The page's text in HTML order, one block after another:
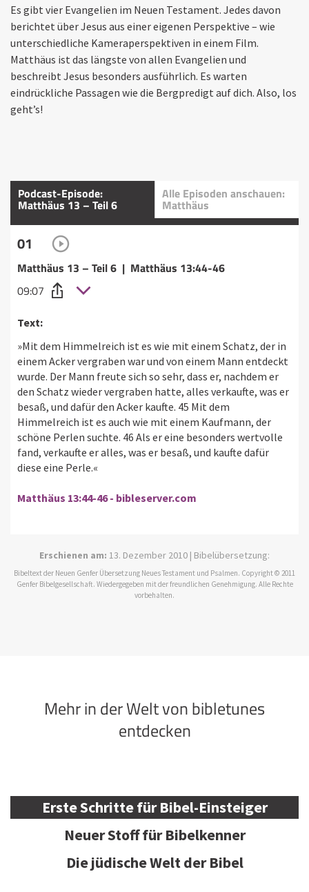
Es gibt vier Evangelien im Neuen Testament. Jedes davon
berichtet über Jesus aus einer eigenen Perspektive – wie
unterschiedliche Kameraperspektiven in einem Film.
Matthäus ist das längste von allen Evangelien und
beschreibt Jesus besonders ausführlich. Es warten
eindrückliche Passagen wie die Bergpredigt auf dich. Also, los
geht’s!
Podcast-Episode:
Matthäus 13 – Teil 6
Alle Episoden anschauen:
Matthäus
01
Matthäus 13 – Teil 6 | Matthäus 13:44-46
09:07
Text:
»Mit dem Himmelreich ist es wie mit einem Schatz, der in
einem Acker vergraben war und von einem Mann entdeckt
wurde. Der Mann freute sich so sehr, dass er, nachdem er
den Schatz wieder vergraben hatte, alles verkaufte, was er
besaß, und dafür den Acker kaufte. 45 Mit dem
Himmelreich ist es auch wie mit einem Kaufmann, der
schöne Perlen suchte. 46 Als er eine besonders wertvolle
fand, verkaufte er alles, was er besaß, und kaufte dafür
diese eine Perle.«
Matthäus 13:44-46 - bibleserver.com
Erschienen am: 13. Dezember 2010 | Bibelübersetzung:
Bibeltext der Neuen Genfer Übersetzung Neues Testament und Psalmen. Copyright © 2011
Genfer Bibelgesellschaft. Wiedergegeben mit der freundlichen Genehmigung. Alle Rechte
vorbehalten.
Mehr in der Welt von bibletunes
entdecken
Erste Schritte für Bibel-Einsteiger
Neuer Stoff für Bibelkenner
Die jüdische Welt der Bibel